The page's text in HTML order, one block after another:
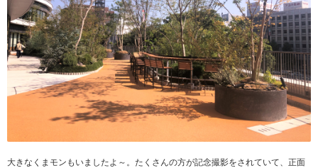
大きなくまモンもいましたよ～。たくさんの方が記念撮影をされていて、正面